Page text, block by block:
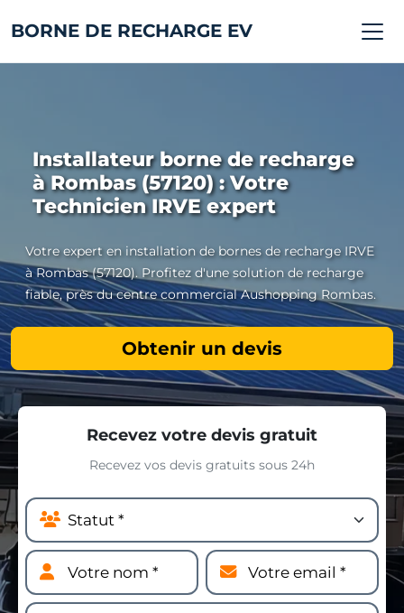
BORNE DE RECHARGE EV
Installateur borne de recharge
à Rombas (57120) : Votre
Technicien IRVE expert
Votre expert en installation de bornes de recharge IRVE
à Rombas (57120). Profitez d'une solution de recharge
fiable, près du centre commercial Aushopping Rombas.
Obtenir un devis
Recevez votre devis gratuit
Recevez vos devis gratuits sous 24h